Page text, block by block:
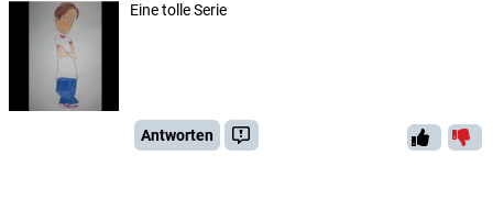
Eine tolle Serie
Antworten